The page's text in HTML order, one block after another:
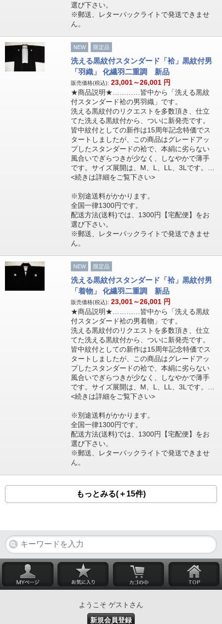
選び下さい。
※郵送、レターパックライトで発送できませ
ん。
NEW 限定品
洗える黒紋付スタンダード「袷」黒紋付男
「羽織」 化繊羽二重調 新品
販売価格(税込): 23,001～26,001 円
★商品説明★…………皆中から「洗える黒紋
付スタンダード袷の男羽織」です。
洗える黒紋付のリクエストを多数頂き、仕立
てた洗える黒紋付から、ついに新発売です。
皆中紋付としての新作は15周年記念特価でス
タートしましたが、この商品はグレードアッ
プしたスタンダードの袷で、本絹に劣らない
風合いでぎらつきが少なく、しなやかで薄手
です。サイズ展開は、M、L、LL、3Lです。…
<続きは詳細をご覧下さい>
※別途送料がかかります。
全国一律1300円です。
配送方法(送料)では、1300円【宅配便】をお
選び下さい。
※郵送、レターパックライトで発送できませ
ん。
NEW 限定品
洗える黒紋付スタンダード「袷」黒紋付男
「着物」 化繊羽二重調 新品
販売価格(税込): 23,001～26,001 円
★商品説明★…………皆中から「洗える黒紋
付スタンダード袷の男着物」です。
洗える黒紋付のリクエストを多数頂き、仕立
てた洗える黒紋付から、ついに新発売です。
皆中紋付としての新作は15周年記念特価でス
タートしましたが、この商品はグレードアッ
プしたスタンダードの袷で、本絹に劣らない
風合いでぎらつきが少なく、しなやかで薄手
です。サイズ展開は、M、L、LL、3Lです。…
<続きは詳細をご覧下さい>
※別途送料がかかります。
全国一律1300円です。
配送方法(送料)では、1300円【宅配便】をお
選び下さい。
※郵送、レターパックライトで発送できませ
ん。
もっとみる(＋15件)
ようこそ ゲストさん
新規会員登録